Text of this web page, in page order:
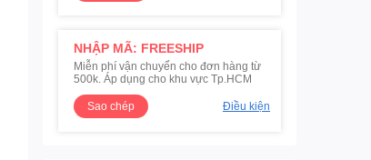
NHẬP MÃ: FREESHIP
Miễn phí vận chuyển cho đơn hàng từ
500k. Áp dụng cho khu vực Tp.HCM
Sao chép
Điều kiện